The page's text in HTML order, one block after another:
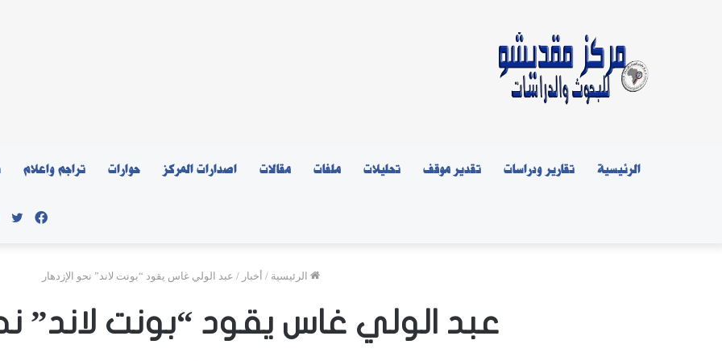
الرئيسية تقارير ودراسات تقدير موقف تحليلات ملفات مقالات اصدارات المركز حوارات تراجم واعلام
الرئيسية / أخبار / عبد الولي غاس يقود “بونت لاند” نحو الإزدهار
عبد الولي غاس يقود “بونت لاند”